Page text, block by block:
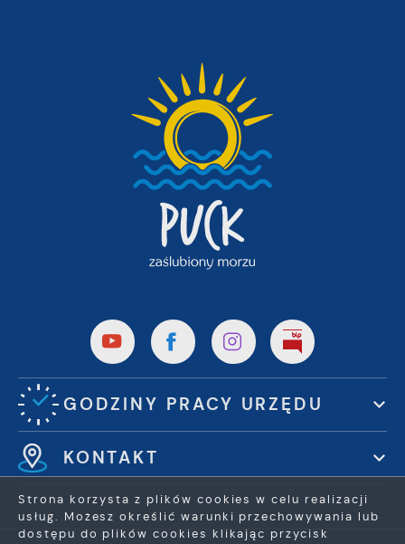
GODZINY PRACY URZĘDU
KONTAKT
Strona korzysta z plików cookies w celu realizacji
usług. Możesz określić warunki przechowywania lub
dostępu do plików cookies klikając przycisk